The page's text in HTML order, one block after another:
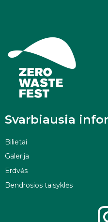
Svarbiausia
Bilietai
Galerija
Erdvės
Bendrosios taisyklės